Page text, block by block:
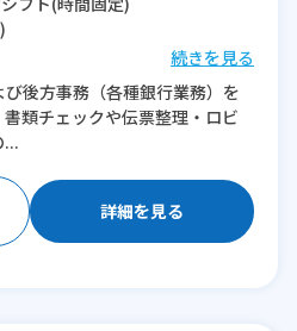
月
、時短のご相談も
続きを見る
後方事務（各種銀行業務）を
類チェックや伝票整理・ロビ
...
詳細を見る